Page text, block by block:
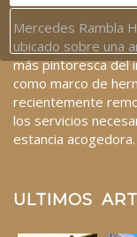
/hotel/hotel-
Mercedes Rambla
ubicado sobre una
más pintoresca del
como marco de
recientemente
los servicios
estancia acogedora.
ULTIMOS